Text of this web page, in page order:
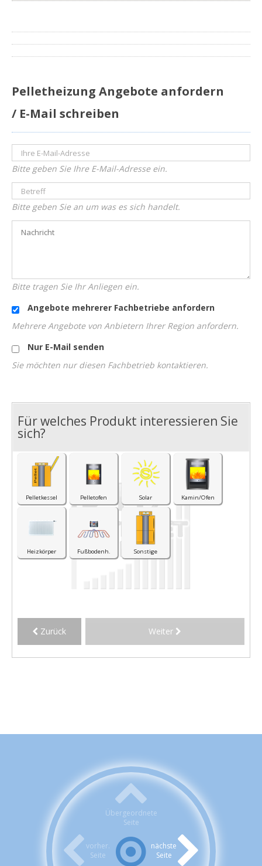
Pelletheizung Angebote anfordern
/ E-Mail schreiben
Bitte geben Sie Ihre E-Mail-Adresse ein.
Bitte geben Sie an um was es sich handelt.
Bitte tragen Sie Ihr Anliegen ein.
Angebote mehrerer Fachbetriebe anfordern
Mehrere Angebote von Anbietern Ihrer Region anfordern.
Nur E-Mail senden
Sie möchten nur diesen Fachbetrieb kontaktieren.
Für welches Produkt interessieren Sie
sich?
Pelletkessel Pelletofen Solar Kamin/Ofen
Heizkörper Fußbodenh. Sonstige
Zurück Weiter
Übergeordnete
Seite
vorher.
Seite
nächste
Seite